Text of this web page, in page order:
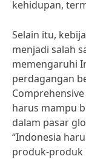
kehidupan,
Selain itu,
menjadi salah
memengaruhi
perdagangan
harus mampu
dalam pasar
“Indonesia
produk-produk